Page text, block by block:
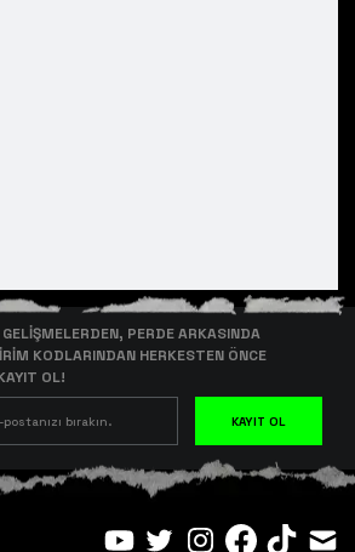
PERDE ARKASINDA
KODLARINDAN HERKESTEN ÖNCE
OL!
KAYIT OL